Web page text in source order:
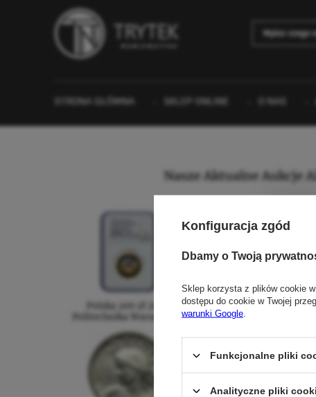
Konfiguracja zgód
Dbamy o Twoją
Sklep korzysta z plików cookie
dostępu do cookie w Twojej
warunki Google
Funkcjonalne pliki
Analityczne pliki